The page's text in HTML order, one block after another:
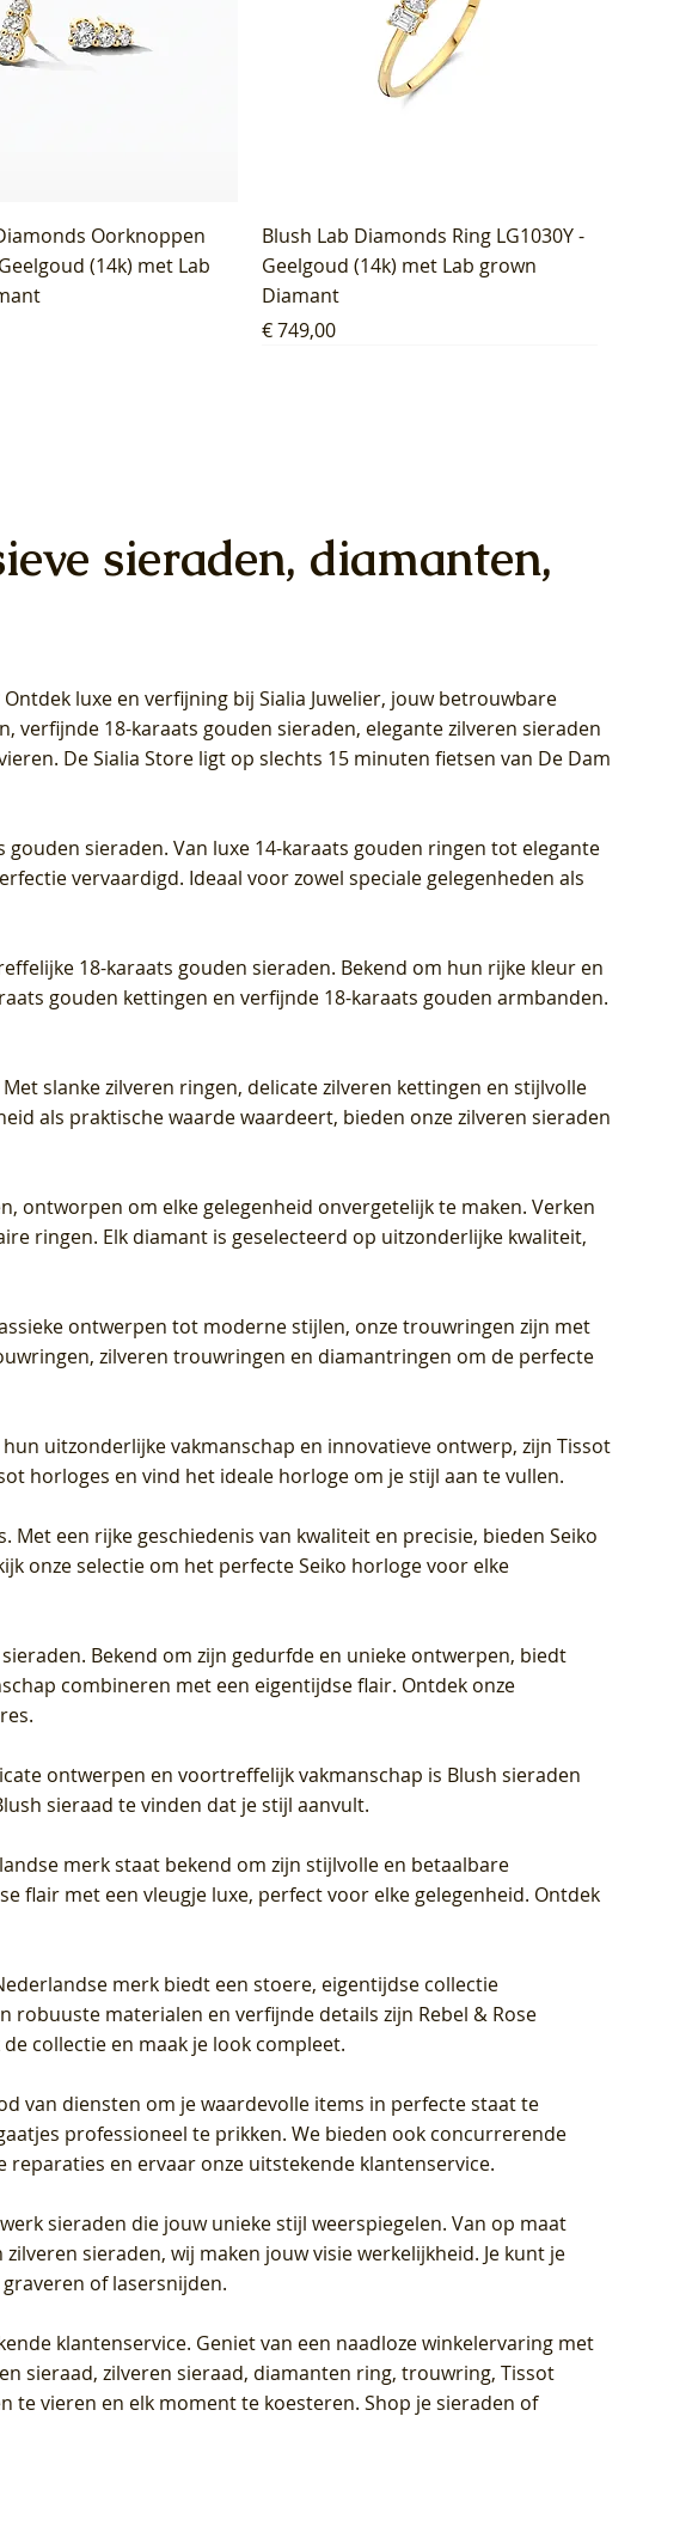
Oorknoppen
(14k) met Lab
Blush Lab Diamonds Ring LG1030Y -
Geelgoud (14k) met Lab grown
Diamant
Prijs
€ 749,00
Ring LG1028Y -
met Lab grown
Blush Lab Diamonds Collier LG3014Y
- Geelgoud (14k) met Lab grown
Diamant
Oorknoppen
(14k) met Lab
Blush Lab Diamonds Ring LG1029Y -
Geelgoud (14k) met Lab grown
Diamant
Oorknoppen
(14k) met Lab
Blush Lab Diamonds Oorknoppen
LG7033Y – Geelgoud (14k) met Lab
grown Diamant
sieraden, diamanten,
Ontdek luxe en verfijning bij Sialia Juwelier, jouw betrouwbare
verfijnde 18-karaats gouden sieraden, elegante zilveren sieraden
De Sialia Store ligt op slechts 15 minuten fietsen van De Dam
sieraden. Van luxe 14-karaats gouden ringen tot elegante
vervaardigd. Ideaal voor zowel speciale gelegenheden als
18-karaats gouden sieraden. Bekend om hun rijke kleur en
gouden kettingen en verfijnde 18-karaats gouden armbanden.
slanke zilveren ringen, delicate zilveren kettingen en stijlvolle
als praktische waarde waardeert, bieden onze zilveren sieraden
ontworpen om elke gelegenheid onvergetelijk te maken. Verken
ringen. Elk diamant is geselecteerd op uitzonderlijke kwaliteit,
ontwerpen tot moderne stijlen, onze trouwringen zijn met
zilveren trouwringen en diamantringen om de perfecte
uitzonderlijke vakmanschap en innovatieve ontwerp, zijn Tissot
horloges en vind het ideale horloge om je stijl aan te vullen.
een rijke geschiedenis van kwaliteit en precisie, bieden Seiko
onze selectie om het perfecte Seiko horloge voor elke
Bekend om zijn gedurfde en unieke ontwerpen, biedt
combineren met een eigentijdse flair. Ontdek onze
ontwerpen en voortreffelijk vakmanschap is Blush sieraden
sieraad te vinden dat je stijl aanvult.
merk staat bekend om zijn stijlvolle en betaalbare
flair met een vleugje luxe, perfect voor elke gelegenheid. Ontdek
merk biedt een stoere, eigentijdse collectie
materialen en verfijnde details zijn Rebel & Rose
collectie en maak je look compleet.
van diensten om je waardevolle items in perfecte staat te
professioneel te prikken. We bieden ook concurrerende
en ervaar onze uitstekende klantenservice.
sieraden die jouw unieke stijl weerspiegelen. Van op maat
sieraden, wij maken jouw visie werkelijkheid. Je kunt je
graveren of lasersnijden.
klantenservice. Geniet van een naadloze winkelervaring met
sieraad, zilveren sieraad, diamanten ring, trouwring, Tissot
te vieren en elk moment te koesteren. Shop je sieraden of